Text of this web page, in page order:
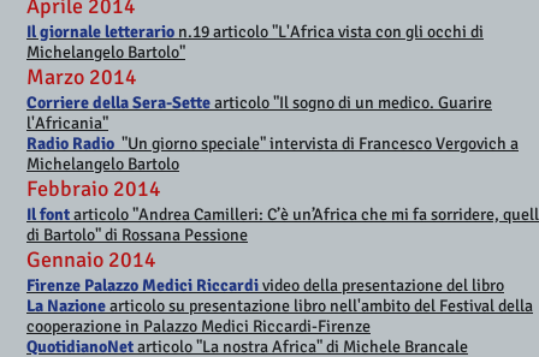
Aprile 2014
Il giornale letterario n.19 articolo "L'Africa vista con gli occhi di
Michelangelo Bartolo"
Marzo 2014
Corriere della Sera-Settearticolo "Il sogno di un medico. Guarire
l'Africania"
Radio Radio "Un giorno speciale" intervista di Francesco Vergovich a
Michelangelo Bartolo
Febbraio 2014
Il fontarticolo "Andrea Camilleri: C’è un’Africa che mi fa sorridere,
di Bartolo" di Rossana Pessione
Gennaio 2014
Firenze Palazzo Medici Riccardivideo della presentazione del libro
La Nazionearticolo su presentazione libro nell'ambito del Festival della
cooperazione in Palazzo Medici Riccardi-Firenze
QuotidianoNetarticolo "La nostra Africa" di Michele Brancale